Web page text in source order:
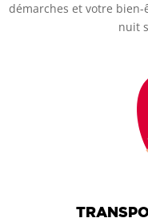
démarches et votre
nuit